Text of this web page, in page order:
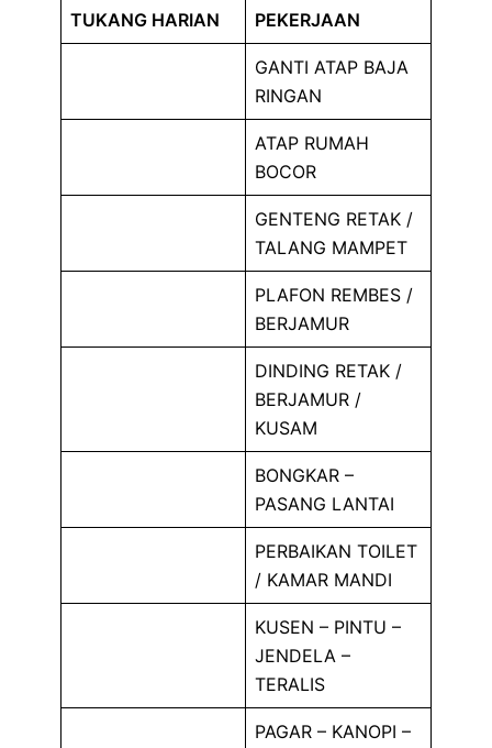
TUKANG HARIAN PEKERJAAN
GANTI ATAP BAJA
RINGAN
ATAP RUMAH
BOCOR
GENTENG RETAK /
TALANG MAMPET
PLAFON REMBES /
BERJAMUR
DINDING RETAK /
BERJAMUR /
KUSAM
BONGKAR –
PASANG LANTAI
PERBAIKAN TOILET
/ KAMAR MANDI
KUSEN – PINTU –
JENDELA –
TERALIS
PAGAR – KANOPI –